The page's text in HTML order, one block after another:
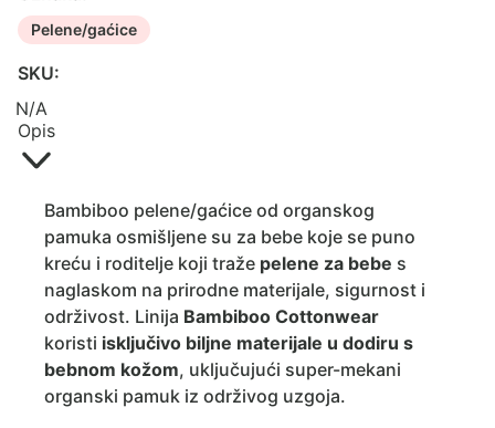
Pelene/gaćice
SKU:
N/A
Opis
Bambiboo pelene/gaćice od organskog
pamuka osmišljene su za bebe koje se puno
kreću i roditelje koji traže pelene za bebe s
naglaskom na prirodne materijale, sigurnost i
održivost. Linija Bambiboo Cottonwear
koristi isključivo biljne materijale u dodiru s
bebnom kožom, uključujući super-mekani
organski pamuk iz održivog uzgoja.